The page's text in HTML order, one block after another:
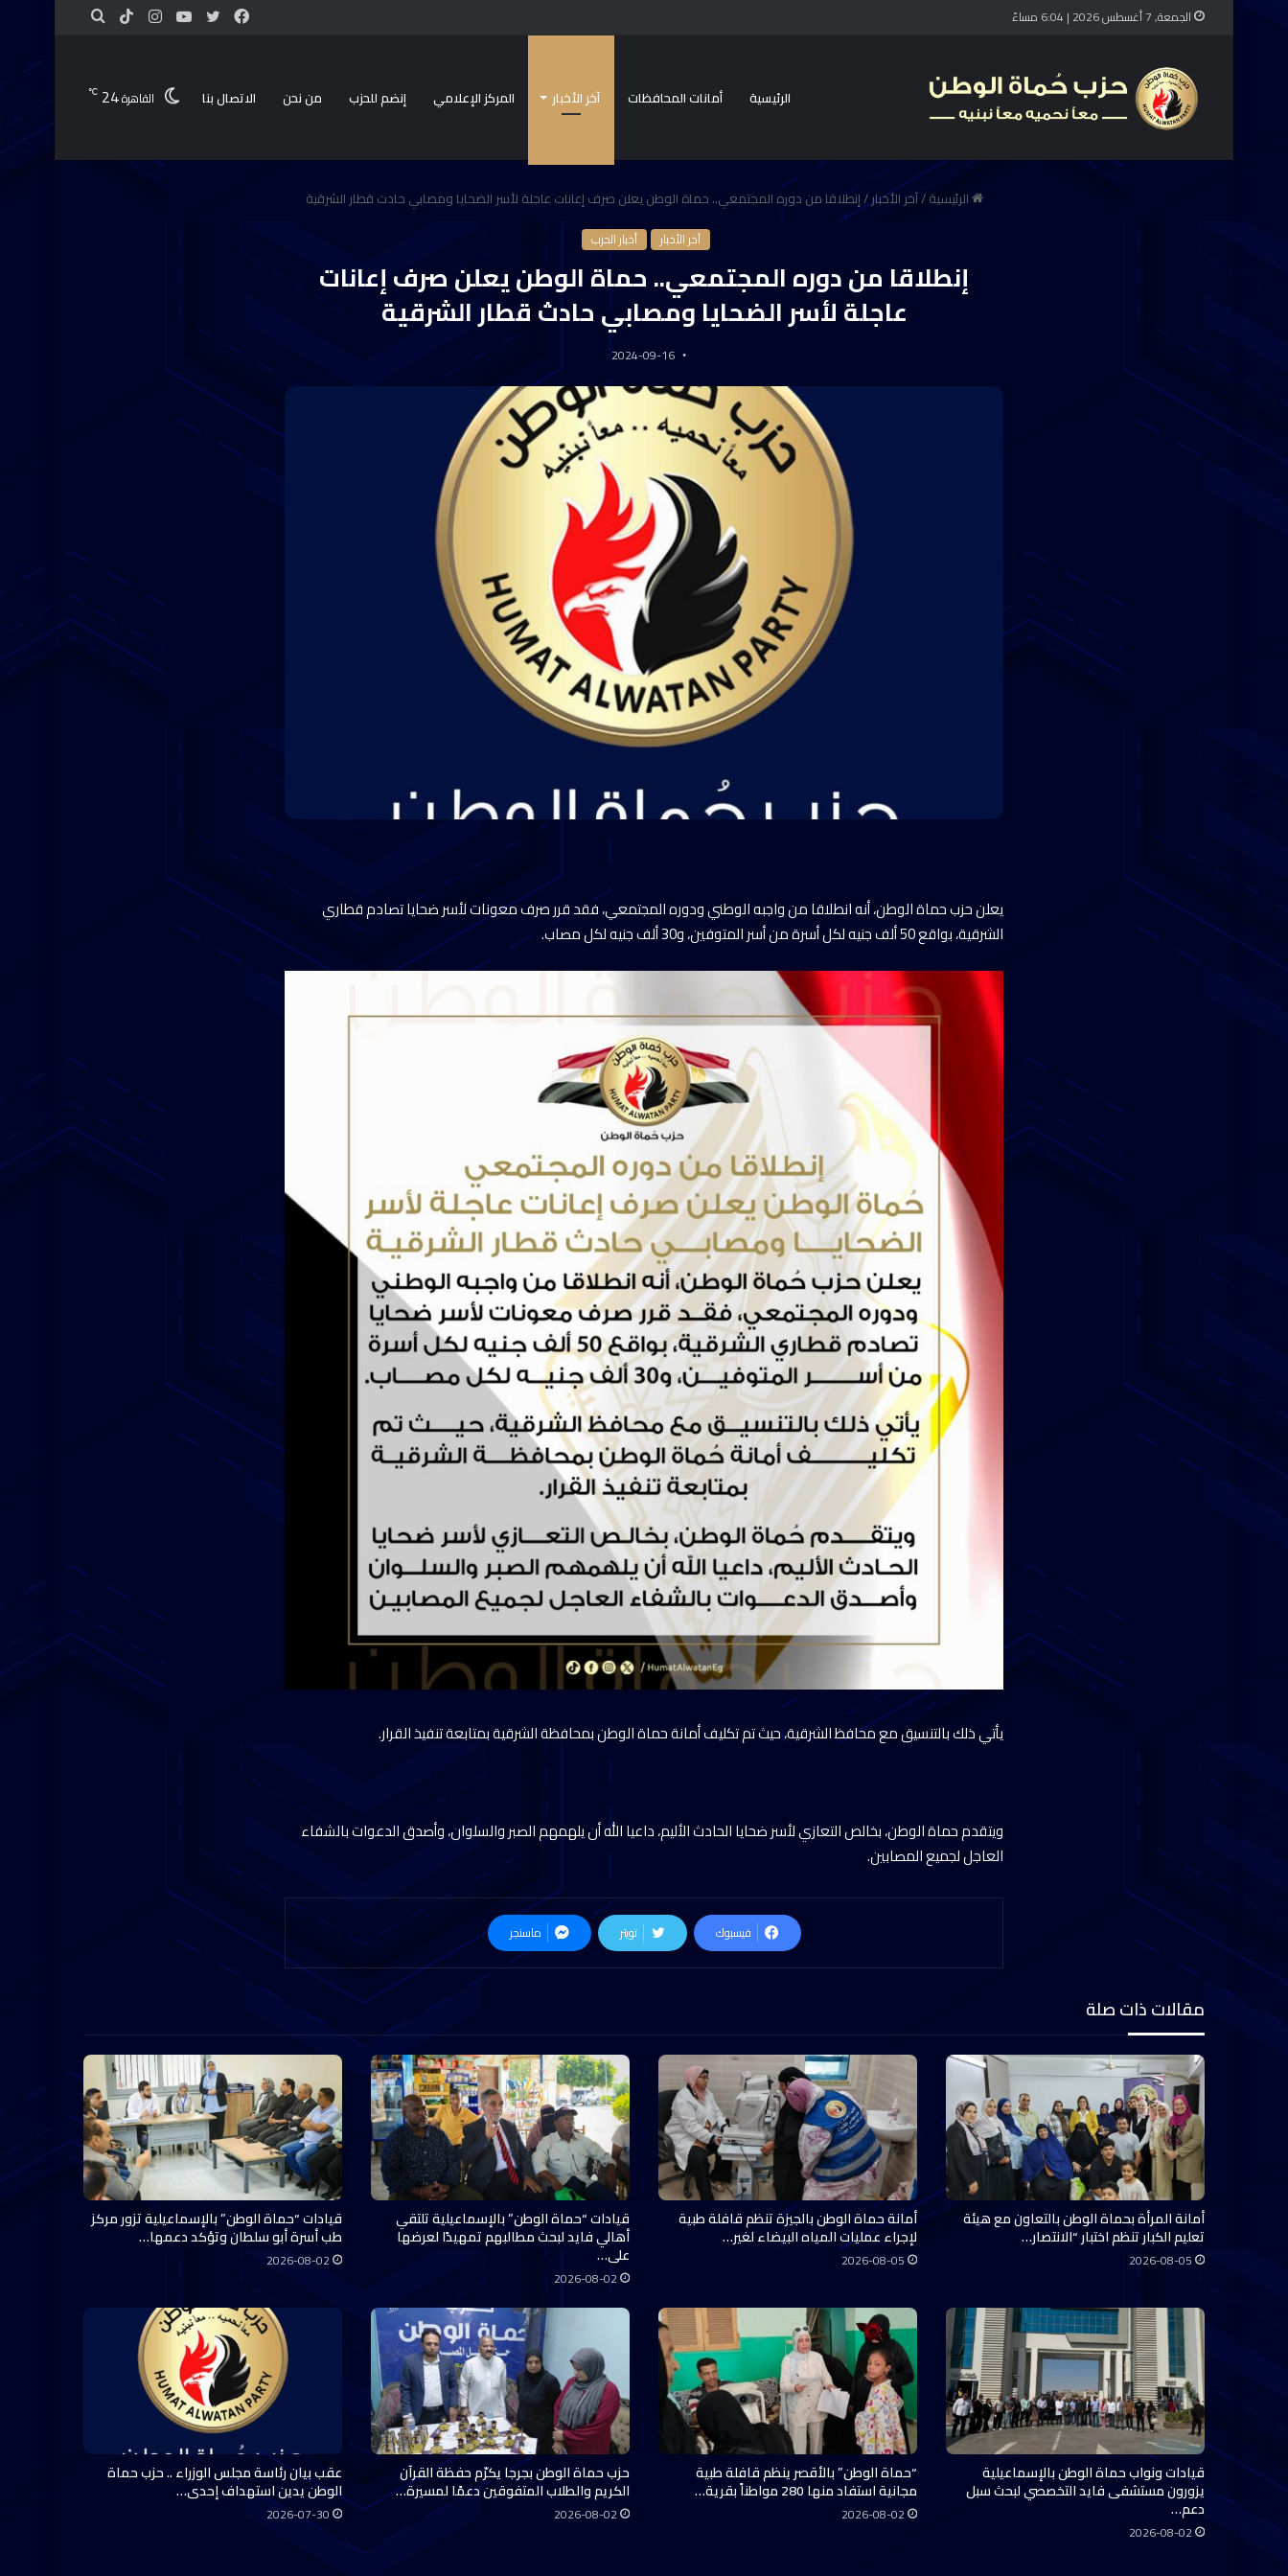
الجمعة, 7 أغسطس 2026 | 6:04 مساءً
الرئيسية أمانات المحافظات آخر الأخبار المركز الإعلامي إنضم للحزب من نحن الاتصال بنا القاهرة24
℃
الرئيسية/آخر الأخبار/إنطلاقا من دوره المجتمعي.. حماة الوطن يعلن صرف إعانات عاجلة لأسر الضحايا ومصابي حادث قطار الشرقية
آخر الأخبار أخبار الحزب
إنطلاقا من دوره المجتمعي.. حماة الوطن يعلن صرف إعانات
عاجلة لأسر الضحايا ومصابي حادث قطار الشرقية
2024-09-16
يعلن حزب حماة الوطن، أنه انطلاقا من واجبه الوطني ودوره المجتمعي، فقد قرر صرف معونات لأسر ضحايا تصادم قطاري
الشرقية، بواقع 50 ألف جنيه لكل أسرة من أسر المتوفين، و30 ألف جنيه لكل مصاب.
يأتي ذلك بالتنسيق مع محافظ الشرقية، حيث تم تكليف أمانة حماة الوطن بمحافظة الشرقية بمتابعة تنفيذ القرار.
ويتقدم حماة الوطن، بخالص التعازي لأسر ضحايا الحادث الأليم، داعيا الله أن يلهمهم الصبر والسلوان، وأصدق الدعوات بالشفاء
العاجل لجميع المصابين.
فيسبوك تويتر ماسنجر
مقالات ذات صلة
أمانة المرأة بحماة الوطن بالتعاون مع هيئة
تعليم الكبار تنظم اختبار “الانتصار…
2026-08-05
أمانة حماة الوطن بالجيزة تنظم قافلة طبية
لإجراء عمليات المياه البيضاء لغير…
2026-08-05
قيادات “حماة الوطن” بالإسماعيلية تلتقي
أهالي فايد لبحث مطالبهم تمهيدًا لعرضها
على…
2026-08-02
قيادات “حماة الوطن” بالإسماعيلية تزور مركز
طب أسرة أبو سلطان وتؤكد دعمها…
2026-08-02
قيادات ونواب حماة الوطن بالإسماعيلية
يزورون مستشفى فايد التخصصي لبحث سبل
دعم…
2026-08-02
“حماة الوطن” بالأقصر ينظم قافلة طبية
مجانية استفاد منها 280 مواطناً بقرية…
2026-08-02
حزب حماة الوطن بجرجا يكرّم حفظة القرآن
الكريم والطلاب المتفوقين دعمًا لمسيرة…
2026-08-02
عقب بيان رئاسة مجلس الوزراء .. حزب حماة
الوطن يدين استهداف إحدى…
2026-07-30